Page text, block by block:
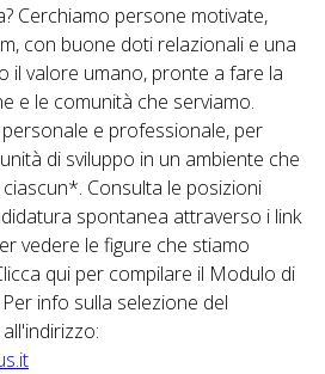
Cerchiamo persone motivate,
con buone doti relazionali e una
il valore umano, pronte a fare la
e le comunità che serviamo.
e professionale, per
di sviluppo in un ambiente che
Consulta le posizioni
spontanea attraverso i link
vedere le figure che stiamo
qui per compilare il Modulo di
info sulla selezione del